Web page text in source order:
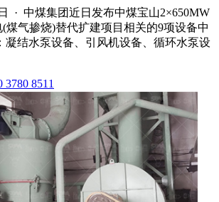
· 中煤集团近日发布中煤宝山2×650MW
煤气掺烧)替代扩建项目相关的9项设备中
凝结水泵设备、引风机设备、循环水泵设
8511